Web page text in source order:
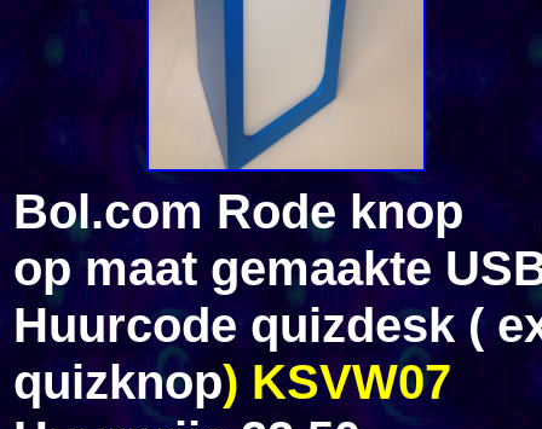
Bol.com Rode knop
op maat gemaakte
Huurcode quizdesk (
quizknop) KSVW07